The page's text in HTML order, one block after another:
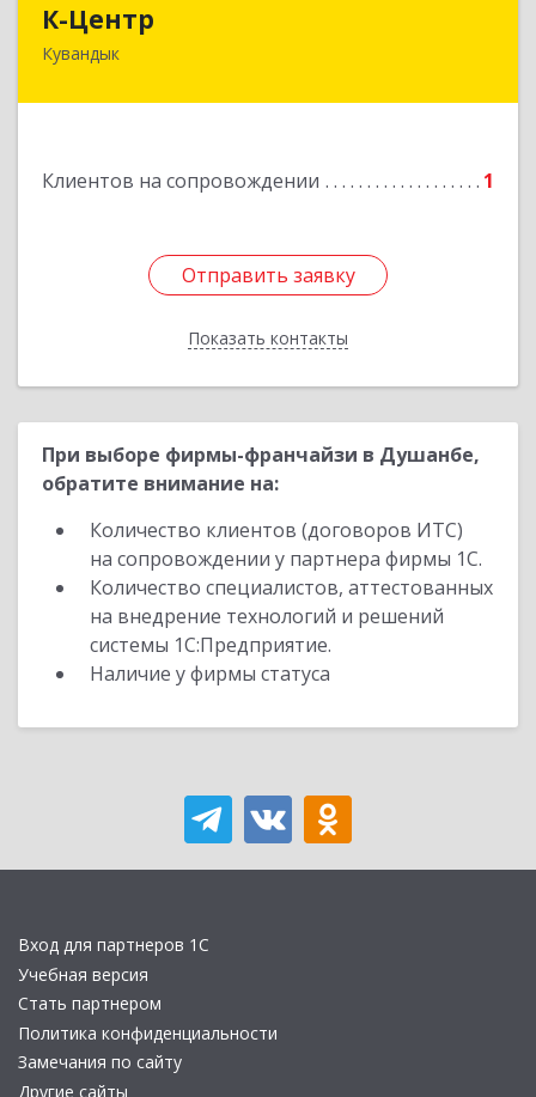
К-Центр
Кувандык
Клиентов на сопровождении 1
Отправить заявку
Показать контакты
462243, Оренбургская обл, Кувандыкский р-н,
Отправить заявку
Назад
При выборе фирмы-франчайзи в Душанбе,
обратите внимание на:
Количество клиентов (договоров ИТС)
на сопровождении у партнера фирмы 1С.
Количество специалистов, аттестованных
на внедрение технологий и решений
системы 1С:Предприятие.
Наличие у фирмы статуса
Вход для партнеров 1С
Учебная версия
Стать партнером
Политика конфиденциальности
Замечания по сайту
Другие сайты